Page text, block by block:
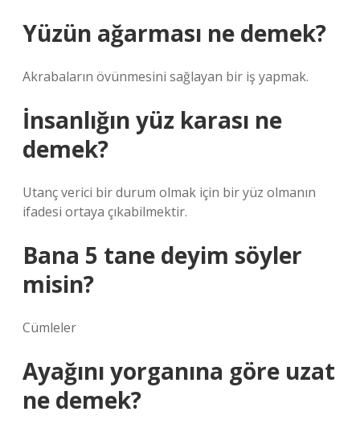
Yüzün ağarması ne demek?
Akrabaların övünmesini sağlayan bir iş yapmak.
İnsanlığın yüz karası ne
demek?
Utanç verici bir durum olmak için bir yüz olmanın
ifadesi ortaya çıkabilmektir.
Bana 5 tane deyim söyler
misin?
Cümleler
Ayağını yorganına göre uzat
ne demek?